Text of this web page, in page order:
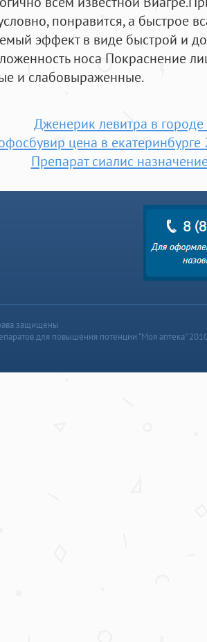
понравится, а быстрое
эффект в виде быстрой и
носа Покраснение
и слабовыраженные.
Дженерик левитра в городе
цена в екатеринбурге
Препарат сиалис
защищены
для повышения потенции “Моя аптека”